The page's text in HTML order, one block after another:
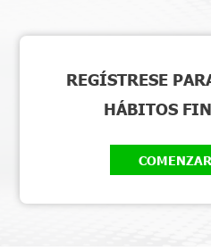
REGÍSTRESE
HÁBITOS